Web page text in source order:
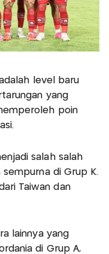
level baru
yang
poin
salah salah
di Grup K.
Taiwan dan
lainnya yang
di Grup A,